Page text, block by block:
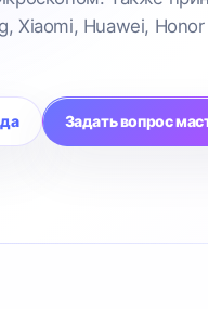
Xiaomi, Huawei, Honor
Задать вопрос